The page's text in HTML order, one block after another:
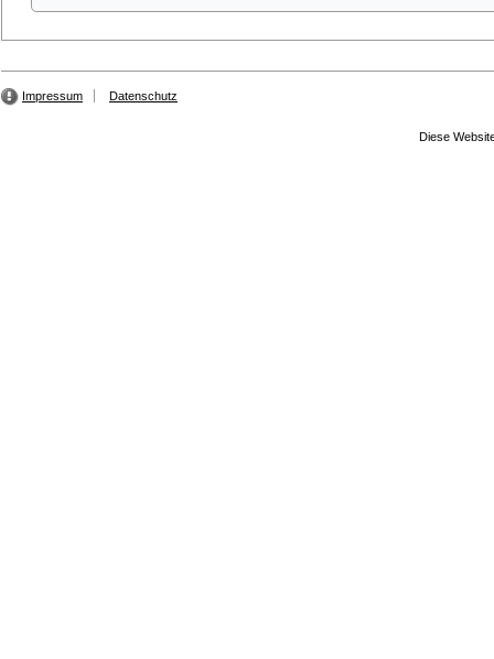
Impressum Datenschutz
Diese